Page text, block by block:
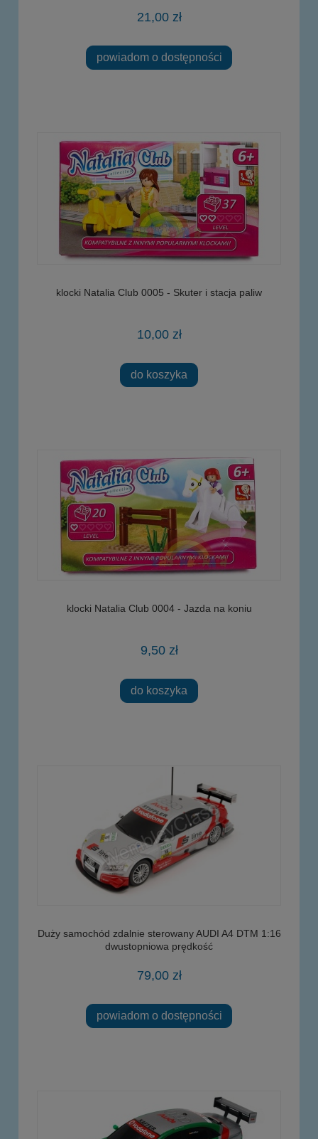
21,00 zł
powiadom o dostępności
klocki Natalia Club 0005 - Skuter i stacja paliw
10,00 zł
do koszyka
klocki Natalia Club 0004 - Jazda na koniu
9,50 zł
do koszyka
Duży samochód zdalnie sterowany AUDI A4 DTM 1:16
dwustopniowa prędkość
79,00 zł
powiadom o dostępności